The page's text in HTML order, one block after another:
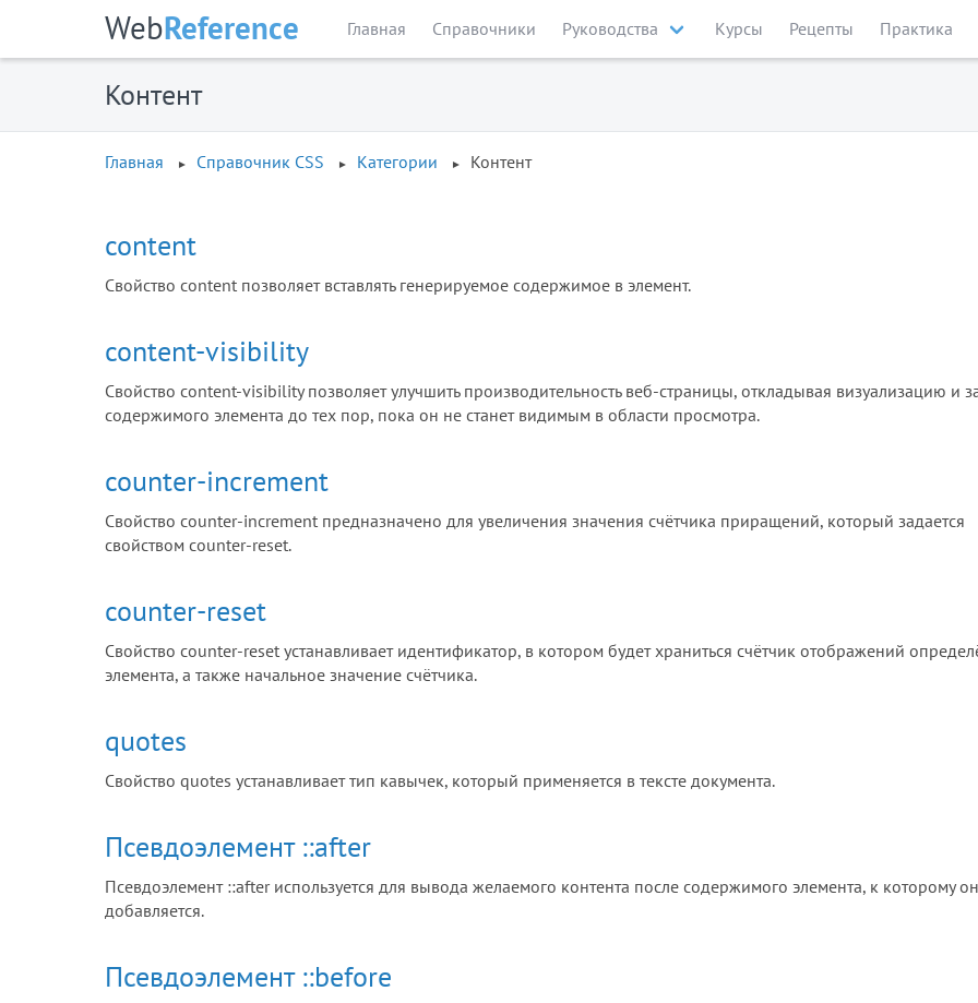
WebReference Главная Справочники Руководства Курсы Рецепты Практика
Контент
Главная Справочник CSS Категории Контент
content
Свойство content позволяет вставлять генерируемое содержимое в элемент.
content-visibility
Свойство content-visibility позволяет улучшить производительность веб-страницы, откладывая визуализацию и
содержимого элемента до тех пор, пока он не станет видимым в области просмотра.
counter-increment
Свойство counter-increment предназначено для увеличения значения счётчика приращений, который задается
свойством counter-reset.
counter-reset
Свойство counter-reset устанавливает идентификатор, в котором будет храниться счётчик отображений
элемента, а также начальное значение счётчика.
quotes
Свойство quotes устанавливает тип кавычек, который применяется в тексте документа.
Псевдоэлемент ::after
Псевдоэлемент ::after используется для вывода желаемого контента после содержимого элемента, к которому он
добавляется.
Псевдоэлемент ::before